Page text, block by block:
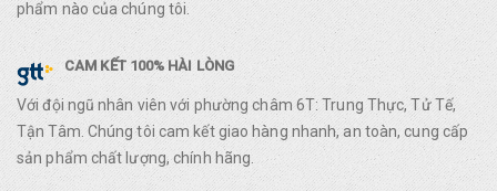
phẩm nào của chúng tôi.
CAM KẾT 100% HÀI LÒNG
Với đội ngũ nhân viên với phường châm 6T: Trung Thực, Tử Tế,
Tận Tâm. Chúng tôi cam kết giao hàng nhanh, an toàn, cung cấp
sản phẩm chất lượng, chính hãng.